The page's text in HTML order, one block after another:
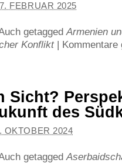
FEBRUAR 2025
getaggedArmenien
Konflikt | Kommentare
Sicht?
des
OKTOBER 2024
getagged